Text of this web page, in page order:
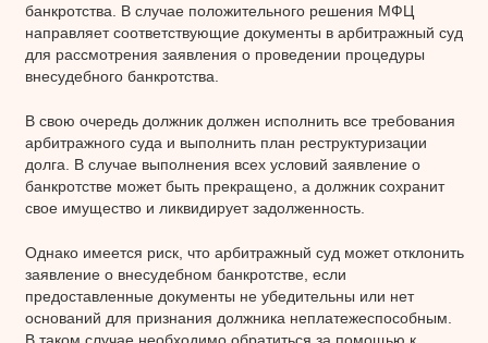
банкротства. В случае положительного решения МФЦ
направляет соответствующие документы в арбитражный суд
для рассмотрения заявления о проведении процедуры
внесудебного банкротства.
В свою очередь должник должен исполнить все требования
арбитражного суда и выполнить план реструктуризации
долга. В случае выполнения всех условий заявление о
банкротстве может быть прекращено, а должник сохранит
свое имущество и ликвидирует задолженность.
Однако имеется риск, что арбитражный суд может отклонить
заявление о внесудебном банкротстве, если
предоставленные документы не убедительны или нет
оснований для признания должника неплатежеспособным.